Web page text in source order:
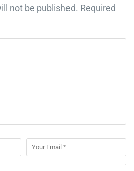
not be published. Required